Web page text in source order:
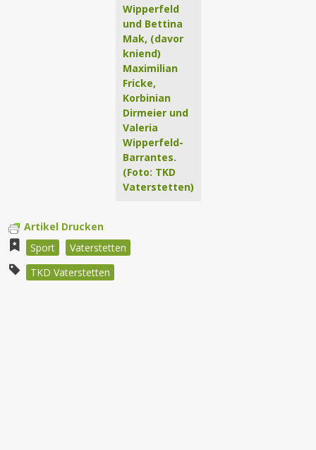
Wipperfeld
und Bettina
Mak, (davor
kniend)
Maximilian
Fricke,
Korbinian
Dirmeier und
Valeria
Wipperfeld-
Barrantes.
(Foto: TKD
Vaterstetten)
Artikel Drucken
Sport
Vaterstetten
TKD Vaterstetten